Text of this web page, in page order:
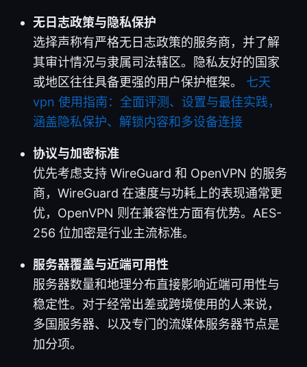
无日志政策与隐私保护
选择声称有严格无日志政策的服务商，并了解
其审计情况与隶属司法辖区。隐私友好的国家
或地区往往具备更强的用户保护框架。 七天
vpn 使用指南：全面评测、设置与最佳实践，
涵盖隐私保护、解锁内容和多设备连接
协议与加密标准
优先考虑支持 WireGuard 和 OpenVPN 的服务
商，WireGuard 在速度与功耗上的表现通常更
优，OpenVPN 则在兼容性方面有优势。AES-
256 位加密是行业主流标准。
服务器覆盖与近端可用性
服务器数量和地理分布直接影响近端可用性与
稳定性。对于经常出差或跨境使用的人来说，
多国服务器、以及专门的流媒体服务器节点是
加分项。